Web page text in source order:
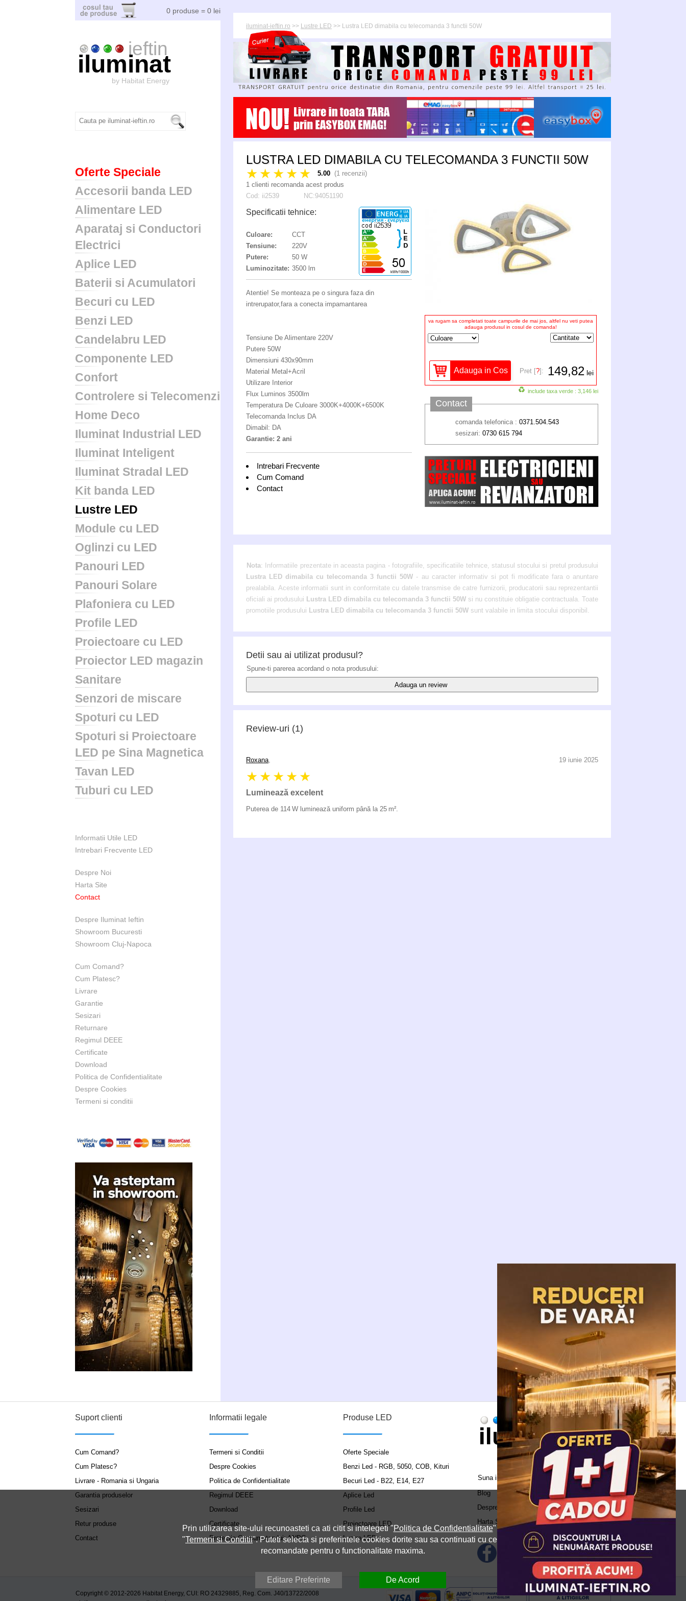
0 produse = 0 lei
ieftin
iluminat
by Habitat Energy
Oferte Speciale
Accesorii banda LED
Alimentare LED
Aparataj si Conductori
Electrici
Aplice LED
Baterii si Acumulatori
Becuri cu LED
Benzi LED
Candelabru LED
Componente LED
Confort
Controlere si Telecomenzi
Home Deco
Iluminat Industrial LED
Iluminat Inteligent
Iluminat Stradal LED
Kit banda LED
Lustre LED
Module cu LED
Oglinzi cu LED
Panouri LED
Panouri Solare
Plafoniera cu LED
Profile LED
Proiectoare cu LED
Proiector LED magazin
Sanitare
Senzori de miscare
Spoturi cu LED
Spoturi si Proiectoare
LED pe Sina Magnetica
Tavan LED
Tuburi cu LED
Informatii Utile LED
Intrebari Frecvente LED
Despre Noi
Harta Site
Contact
Despre Iluminat Ieftin
Showroom Bucuresti
Showroom Cluj-Napoca
Cum Comand?
Cum Platesc?
Livrare
Garantie
Sesizari
Returnare
Regimul DEEE
Certificate
Download
Politica de Confidentialitate
Despre Cookies
Termeni si conditii
iluminat-ieftin.ro >> Lustre LED >> Lustra LED dimabila cu telecomanda 3 functii 50W
LUSTRA LED DIMABILA CU TELECOMANDA 3 FUNCTII 50W
★★★★★ 5.00 (1 recenzii)
1 clienti recomanda acest produs
Cod: ii2539 NC:94051190
Specificatii tehnice:
Culoare:
CCT
Tensiune:
220V
Putere:
50 W
Luminozitate: 3500 lm
Atentie! Se monteaza pe o singura faza din
intrerupator,fara a conecta impamantarea
Tensiune De Alimentare 220V
Putere 50W
Dimensiuni 430x90mm
Material Metal+Acril
Utilizare Interior
Flux Luminos 3500lm
Temperatura De Culoare 3000K+4000K+6500K
Telecomanda Inclus DA
Dimabil: DA
Garantie: 2 ani
Intrebari Frecvente
Cum Comand
Contact
va rugam sa completati toate campurile de mai jos, altfel nu veti putea
adauga produsul in cosul de comanda!
Pret [?]: 149,82 lei
include taxa verde : 3,146 lei
Contact
comanda telefonica : 0371.504.543
sesizari: 0730 615 794
Nota: Informatiile prezentate in aceasta pagina - fotografiile, specificatiile tehnice, statusul stocului si pretul produsului
Lustra LED dimabila cu telecomanda 3 functii 50W - au caracter informativ si pot fi modificate fara o anuntare
prealabila. Aceste informatii sunt in conformitate cu datele transmise de catre furnizorii, producatorii sau reprezentantii
oficiali ai produsului Lustra LED dimabila cu telecomanda 3 functii 50W si nu constituie obligatie contractuala. Toate
promotiile produsului Lustra LED dimabila cu telecomanda 3 functii 50W sunt valabile in limita stocului disponibil.
Detii sau ai utilizat produsul?
Spune-ti parerea acordand o nota produsului:
Adauga un review
Review-uri (1)
Roxana, 19 iunie 2025
★★★★★
Luminează excelent
Puterea de 114 W luminează uniform până la 25 m².
Suport clienti
Cum Comand?
Cum Platesc?
Livrare - Romania si Ungaria
Garantia produselor
Sesizari
Retur produse
Contact
Informatii legale
Termeni si Conditii
Despre Cookies
Politica de Confidentialitate
Regimul DEEE
Download
Certificate
Protecția Consumatorului: ANPC
Produse LED
Oferte Speciale
Benzi Led - RGB, 5050, COB, Kituri
Becuri Led - B22, E14, E27
Aplice Led
Profile Led
Proiectoare LED
Lustre LED
Suna in call center:
0371.504.543
Blog
Despre Noi
Harta Site
Copyright © 2012-2026 Habitat Energy, CUI: RO 24329885, Reg. Com. J40/13722/2008
Prin utilizarea site-ului recunoasteti ca ati citit si intelegeti "Politica de Confidentialitate" si
"Termeni si Conditii". Puteti selecta si preferintele cookies dorite sau sa continuati cu cele
recomandate pentru o functionalitate maxima.
Editare Preferinte De Acord